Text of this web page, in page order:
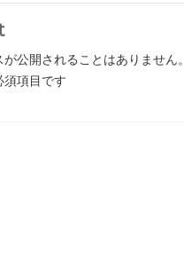
が公開されることはありません。
須項目です